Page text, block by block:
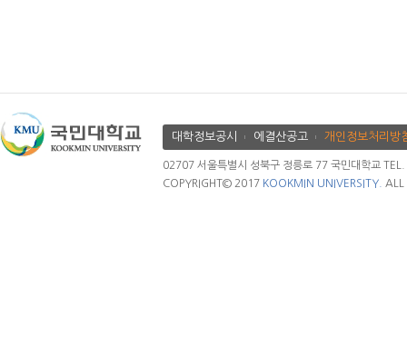
대학정보공시 에결산공고 개인정보처리방
02707 서울특별시 성북구 정릉로 77 국민대학교
COPYRIGHT© 2017 KOOKMIN UNIVERSITY. ALL